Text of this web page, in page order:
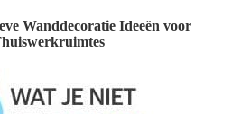
Wanddecoratie Ideeën voor